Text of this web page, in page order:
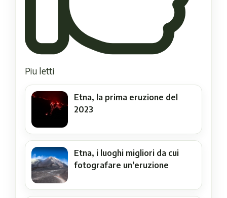
Piu letti
Etna, la prima eruzione del
2023
Etna, i luoghi migliori da cui
fotografare un’eruzione